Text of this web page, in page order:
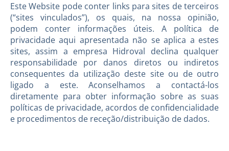
Este Website pode conter links para sites de terceiros
(“sites vinculados”), os quais, na nossa opinião,
podem conter informações úteis. A política de
privacidade aqui apresentada não se aplica a estes
sites, assim a empresa Hidroval declina qualquer
responsabilidade por danos diretos ou indiretos
consequentes da utilização deste site ou de outro
ligado a este. Aconselhamos a contactá-los
diretamente para obter informação sobre as suas
políticas de privacidade, acordos de confidencialidade
e procedimentos de receção/distribuição de dados.